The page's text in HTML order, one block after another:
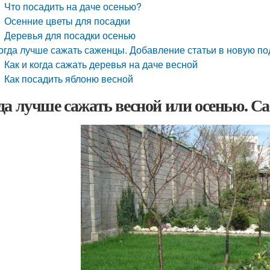
Что посадить на даче осенью?
Осенние цветы для посадки
Деревья для посадки осенью
лучше сажать саженцы. Добавление статьи в новую
Как и когда сажать деревья на даче весной
Как посадить яблоню весной
лучше сажать весной или осенью.